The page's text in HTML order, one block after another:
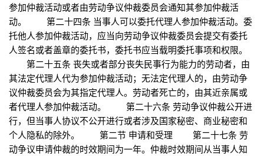
参加仲裁活动或者由劳动争议仲裁委员会通知其参加仲裁活
动。 第二十四条 当事人可以委托代理人参加仲裁活动。委
托他人参加仲裁活动，应当向劳动争议仲裁委员会提交有委托
人签名或者盖章的委托书，委托书应当载明委托事项和权限。
第二十五条 丧失或者部分丧失民事行为能力的劳动者，由
其法定代理人代为参加仲裁活动；无法定代理人的，由劳动争
议仲裁委员会为其指定代理人。劳动者死亡的，由其近亲属或
者代理人参加仲裁活动。 第二十六条 劳动争议仲裁公开进
行，但当事人协议不公开进行或者涉及国家秘密、商业秘密和
个人隐私的除外。 第二节 申请和受理 第二十七条 劳
动争议申请仲裁的时效期间为一年。仲裁时效期间从当事人知